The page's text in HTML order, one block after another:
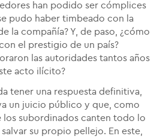
han podido ser cómplices
pudo haber timbeado con la
la compañía? Y, de paso, ¿cómo
el prestigio de un país?
las autoridades tantos años
acto ilícito?
tener una respuesta definitiva,
un juicio público y que, como
los subordinados canten todo lo
su propio pellejo. En este,